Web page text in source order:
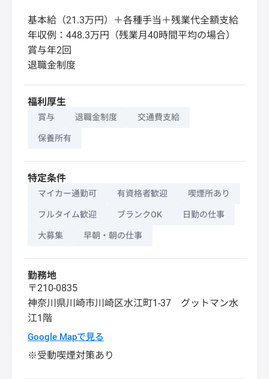
基本給（21.3万円）＋各種手当＋残業代全額支給
年収例：448.3万円（残業月40時間平均の場合）
賞与年2回
退職金制度
福利厚生
賞与 退職金制度 交通費支給
保養所有
特定条件
マイカー通勤可 有資格者歓迎 喫煙所あり
フルタイム歓迎 ブランクOK 日勤の仕事
大募集 早朝・朝の仕事
勤務地
〒210-0835
神奈川県川崎市川崎区水江町1-37 グットマン水
江1階
Google Mapで見る
※受動喫煙対策あり